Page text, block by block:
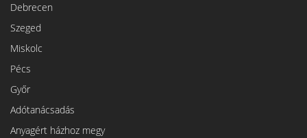
Debrecen
Szeged
Miskolc
Pécs
Győr
Adótanácsadás
Anyagért házhoz megy